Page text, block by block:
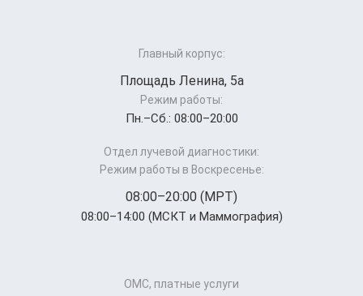
Главный корпус:
Площадь Ленина, 5а
Режим работы:
Пн.–Cб.: 08:00–20:00
Отдел лучевой диагностики:
Режим работы в Воскресенье:
08:00–20:00 (МРТ)
08:00–14:00 (МСКТ и Маммография)
ОМС, платные услуги